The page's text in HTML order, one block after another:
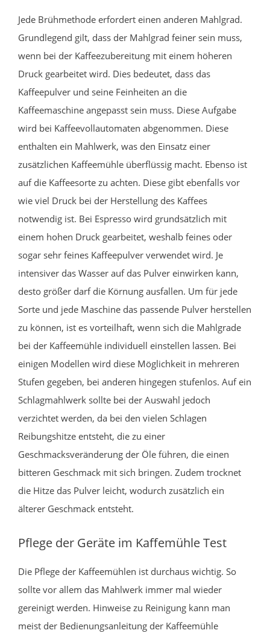
Jede Brühmethode erfordert einen anderen Mahlgrad.
Grundlegend gilt, dass der Mahlgrad feiner sein muss,
wenn bei der Kaffeezubereitung mit einem höheren
Druck gearbeitet wird. Dies bedeutet, dass das
Kaffeepulver und seine Feinheiten an die
Kaffeemaschine angepasst sein muss. Diese Aufgabe
wird bei Kaffeevollautomaten abgenommen. Diese
enthalten ein Mahlwerk, was den Einsatz einer
zusätzlichen Kaffeemühle überflüssig macht. Ebenso ist
auf die Kaffeesorte zu achten. Diese gibt ebenfalls vor
wie viel Druck bei der Herstellung des Kaffees
notwendig ist. Bei Espresso wird grundsätzlich mit
einem hohen Druck gearbeitet, weshalb feines oder
sogar sehr feines Kaffeepulver verwendet wird. Je
intensiver das Wasser auf das Pulver einwirken kann,
desto größer darf die Körnung ausfallen. Um für jede
Sorte und jede Maschine das passende Pulver herstellen
zu können, ist es vorteilhaft, wenn sich die Mahlgrade
bei der Kaffeemühle individuell einstellen lassen. Bei
einigen Modellen wird diese Möglichkeit in mehreren
Stufen gegeben, bei anderen hingegen stufenlos. Auf ein
Schlagmahlwerk sollte bei der Auswahl jedoch
verzichtet werden, da bei den vielen Schlagen
Reibungshitze entsteht, die zu einer
Geschmacksveränderung der Öle führen, die einen
bitteren Geschmack mit sich bringen. Zudem trocknet
die Hitze das Pulver leicht, wodurch zusätzlich ein
älterer Geschmack entsteht.
Pflege der Geräte im Kaffemühle Test
Die Pflege der Kaffeemühlen ist durchaus wichtig. So
sollte vor allem das Mahlwerk immer mal wieder
gereinigt werden. Hinweise zu Reinigung kann man
meist der Bedienungsanleitung der Kaffeemühle